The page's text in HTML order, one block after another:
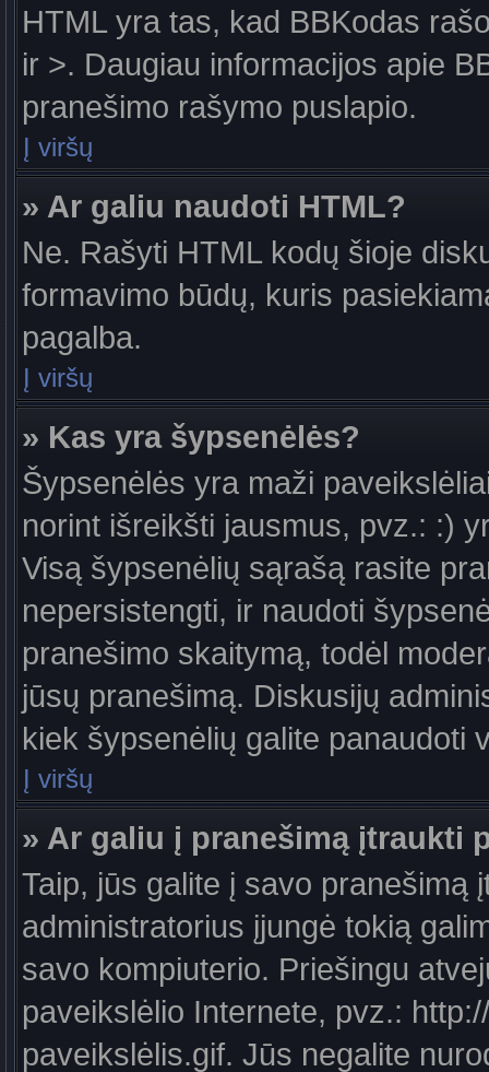
HTML yra tas, kad BBKodas
ir >. Daugiau informacijos apie
pranešimo rašymo puslapio.
Į viršų
» Ar galiu naudoti HTML?
Ne. Rašyti HTML kodų šioje
formavimo būdų, kuris
pagalba.
Į viršų
» Kas yra šypsenėlės?
Šypsenėlės yra maži
norint išreikšti jausmus, pvz.: :)
Visą šypsenėlių sąrašą rasite
nepersistengti, ir naudoti
pranešimo skaitymą, todėl
jūsų pranešimą. Diskusijų
kiek šypsenėlių galite panaudoti
Į viršų
» Ar galiu į pranešimą įtraukti
Taip, jūs galite į savo pranešimą
administratorius įjungė tokią
savo kompiuterio. Priešingu
paveikslėlio Internete, pvz.:
paveikslėlis.gif. Jūs negalite